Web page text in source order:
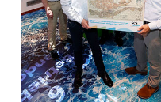
modernen und
20. Januar 2026